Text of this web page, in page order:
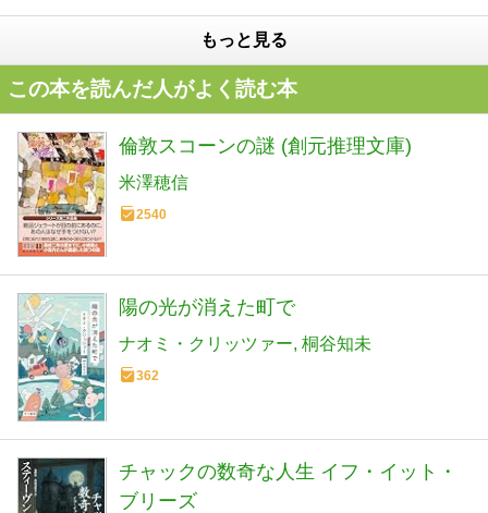
もっと見る
この本を読んだ人がよく読む本
倫敦スコーンの謎 (創元推理文庫)
米澤穂信
2540
陽の光が消えた町で
ナオミ・クリッツァー 桐谷知未
362
チャックの数奇な人生 イフ・イット・
ブリーズ